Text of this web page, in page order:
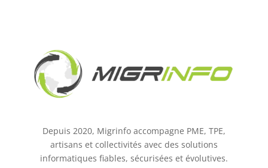
Depuis 2020, Migrinfo accompagne PME, TPE,
artisans et collectivités avec des solutions
informatiques fiables, sécurisées et évolutives.